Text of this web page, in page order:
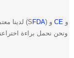
Our لدينا معتمدة من قبل إدارة الغذاء والدواء الحكومية الصينية (S FDA CE و